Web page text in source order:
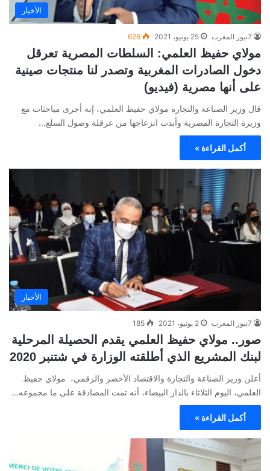
الأخبار
7نيوز المغرب 25 يونيو، 2021 626
مولاي حفيظ العلمي: السلطات المصرية تعرقل
دخول الصادرات المغربية وتصدر لنا منتجات صينية
على أنها مصرية (فيديو)
قال وزير الصناعة والتجارة مولاي حفيظ العلمي، إنه أجرى مباحثات مع
وزيرة التجارة المصرية وأبدت انزعاجها من عرقلة وصول السلع…
أكمل القراءة »
الأخبار
7نيوز المغرب 2 يونيو، 2021 185
صور.. مولاي حفيظ العلمي يقدم الحصيلة المرحلية
لبنك المشريع الذي أطلقته الوزارة في شتنبر 2020
أعلن وزير الصناعة والتجارة والاقتصاد الأخضر والرقمي، مولاي حفيظ
العلمي، اليوم الثلاثاء بالدار البيضاء، أنه تمت المصادقة على ما مجموعه…
أكمل القراءة »